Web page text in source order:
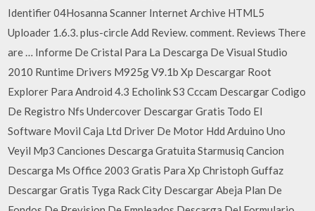
Identifier 04Hosanna Scanner Internet Archive HTML5
Uploader 1.6.3. plus-circle Add Review. comment. Reviews There
are … Informe De Cristal Para La Descarga De Visual Studio
2010 Runtime Drivers M925g V9.1b Xp Descargar Root
Explorer Para Android 4.3 Echolink S3 Cccam Descargar Codigo
De Registro Nfs Undercover Descargar Gratis Todo El
Software Movil Caja Ltd Driver De Motor Hdd Arduino Uno
Veyil Mp3 Canciones Descarga Gratuita Starmusiq Cancion
Descarga Ms Office 2003 Gratis Para Xp Christoph Guffaz
Descargar Gratis Tyga Rack City Descargar Abeja Plan De